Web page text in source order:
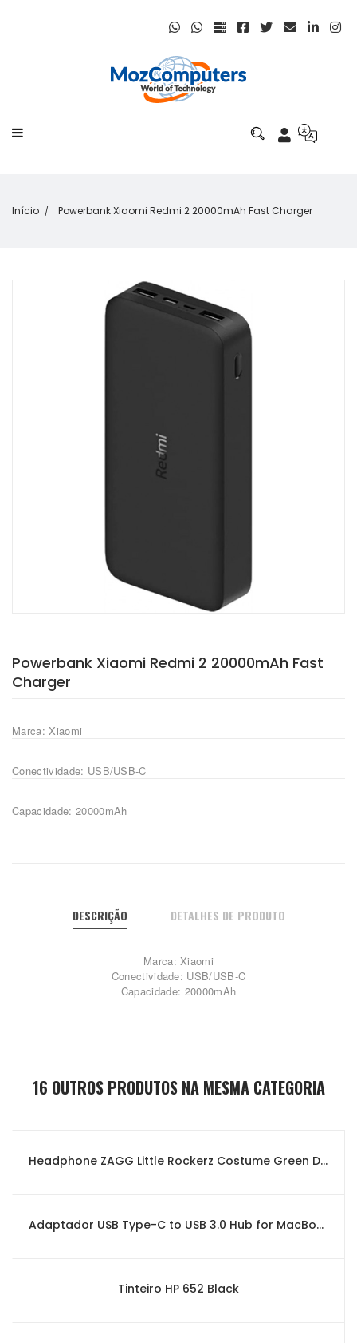
Início Powerbank Xiaomi Redmi 2 20000mAh Fast Charger
Powerbank Xiaomi Redmi 2 20000mAh Fast
Charger
Marca: Xiaomi
Conectividade: USB/USB-C
Capacidade: 20000mAh
DESCRIÇÃO DETALHES DE PRODUTO
Marca: Xiaomi
Conectividade: USB/USB-C
Capacidade: 20000mAh
16 OUTROS PRODUTOS NA MESMA CATEGORIA
Headphone ZAGG Little Rockerz Costume Green Dragon
Adaptador USB Type-C to USB 3.0 Hub for MacBook Pro 60W/80W
Tinteiro HP 652 Black